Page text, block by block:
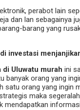
perabot lain
dan lan sebagainya
barang yang
investasi
di Uluwatu murah ini
banyak orang yang
satu orang yang ingin
maka
mendapatkan